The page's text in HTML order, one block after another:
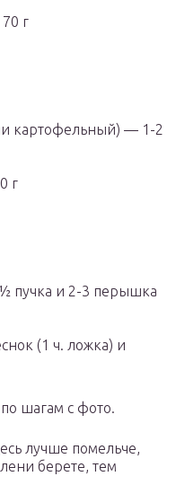
г
картофельный) — 1-2
г
пучка и 2-3 перышка
(1 ч. ложка) и
шагам с фото.
лучше помельче,
берете, тем